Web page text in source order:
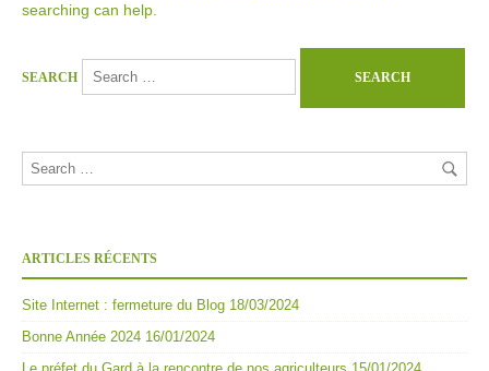
searching can help.
SEARCH
ARTICLES RÉCENTS
Site Internet : fermeture du Blog 18/03/2024
Bonne Année 2024 16/01/2024